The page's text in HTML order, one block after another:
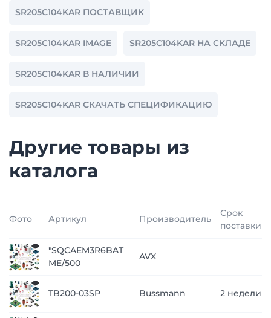
SR205C104KAR ПОСТАВЩИК
SR205C104KAR IMAGE SR205C104KAR НА СКЛАДЕ
SR205C104KAR В НАЛИЧИИ
SR205C104KAR СКАЧАТЬ СПЕЦИФИКАЦИЮ
Другие товары из
каталога
Фото Артикул Производитель
Срок
поставки
"SQCAEM3R6BAT
ME/500
AVX
TB200-03SP Bussmann 2 недели